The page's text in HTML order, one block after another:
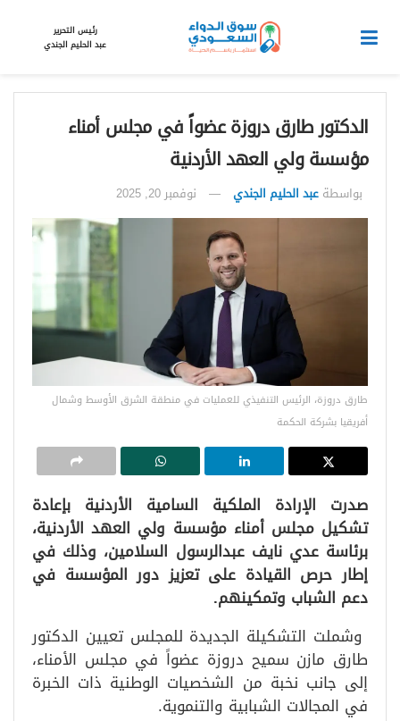
رئيس التحرير
عبد الحليم الجندي
الدكتور طارق دروزة عضواً في مجلس أمناء
مؤسسة ولي العهد الأردنية
بواسطة عبد الحليم الجندي نوفمبر 20, 2025
طارق دروزة، الرئيس التنفيذي للعمليات في منطقة الشرق الأوسط وشمال
أفريقيا بشركة الحكمة
صدرت الإرادة الملكية السامية الأردنية بإعادة
تشكيل مجلس أمناء مؤسسة ولي العهد الأردنية،
برئاسة عدي نايف عبدالرسول السلامين، وذلك في
إطار حرص القيادة على تعزيز دور المؤسسة في
دعم الشباب وتمكينهم.
وشملت التشكيلة الجديدة للمجلس تعيين الدكتور
طارق مازن سميح دروزة عضواً في مجلس الأمناء،
إلى جانب نخبة من الشخصيات الوطنية ذات الخبرة
في المجالات الشبابية والتنموية.